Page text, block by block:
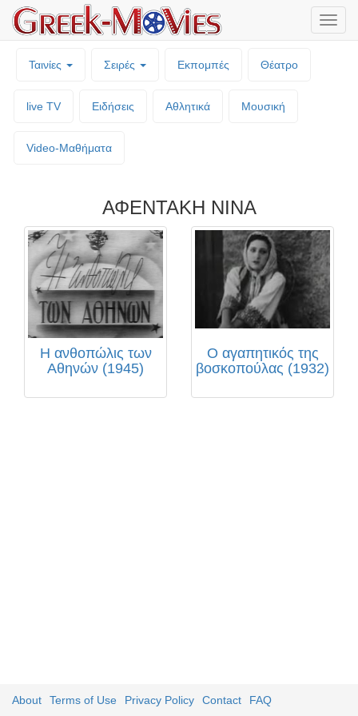
Ταινίες Σειρές Εκπομπές Θέατρο
live TV Ειδήσεις Αθλητικά Μουσική
Video-Mαθήματα
ΑΦΕΝΤΑΚΗ ΝΙΝΑ
Η ανθοπώλις των
Αθηνών (1945)
Ο αγαπητικός της
βοσκοπούλας (1932)
About Terms of Use Privacy Policy Contact FAQ